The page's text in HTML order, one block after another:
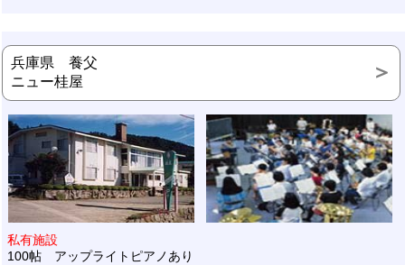
兵庫県 養父
ニュー桂屋
私有施設
100帖 アップライトピアノあり